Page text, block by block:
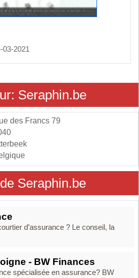
03-2021
Seraphin.be
des Francs 79
Seraphin.be
d’assurance ? Le conseil, la
- BW Finances
spécialisée en assurance? BW